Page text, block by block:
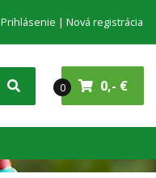
Prihlásenie Nová registrácia
0 0,- €